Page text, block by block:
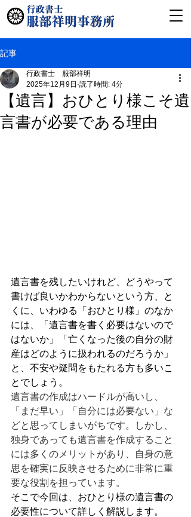
記事
【遺言】おひとり様こそ遺
言書が必要である理由
行政書士 服部祥明
2025年12月9日 読了時間: 4分
遺言書を残したいけれど、どうやって
書けば良いかわからないという方、と
くに、いわゆる「おひとり様」のなか
には、「遺言書を書く必要はないので
はないか」「亡くなった後の自分の財
産はどのように扱われるのだろうか」
と、不安や疑問をもたれる方も多いこ
とでしょう。
遺言書の作成はハードルが高いし、
「まだ早い」「自分には必要ない」な
どと思ってしまいがちです。しかし、
独身であっても遺言書を作成すること
には多くのメリットがあり、自身の意
思を確実に反映させるために非常に重
要な役割を担っています。
そこで今回は、おひとり様の遺言書の
必要性について詳しく解説します。